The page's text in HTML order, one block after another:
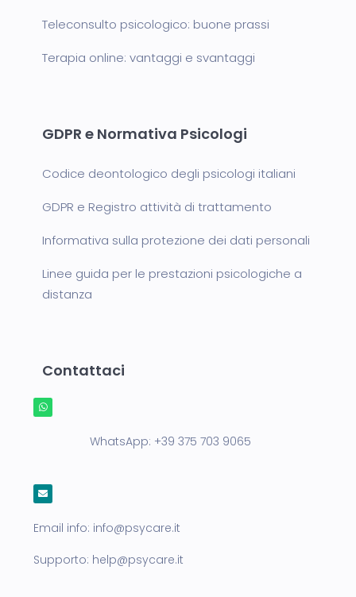
Teleconsulto psicologico: buone prassi
Terapia online: vantaggi e svantaggi
GDPR e Normativa Psicologi
Codice deontologico degli psicologi italiani
GDPR e Registro attività di trattamento
Informativa sulla protezione dei dati personali
Linee guida per le prestazioni psicologiche a
distanza
Contattaci
WhatsApp: +39 375 703 9065
Email info: info@psycare.it
Supporto: help@psycare.it